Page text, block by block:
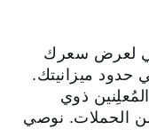
لعرض سعرك
حدود ميزانيتك.
ذوي
من الحملات. نوصي